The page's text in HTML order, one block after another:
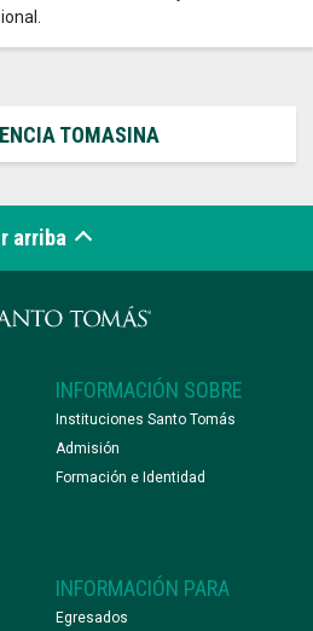
TOMASINA
arriba
INFORMACIÓN SOBRE
Instituciones Santo Tomás
Admisión
Formación e Identidad
INFORMACIÓN PARA
Egresados